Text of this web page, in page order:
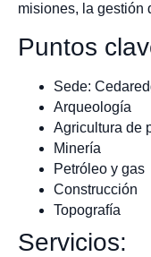
misiones, la gestión
Puntos
Sede:
Arqueología
Agricultura de
Minería
Petróleo y gas
Construcción
Topografía
Servicios: